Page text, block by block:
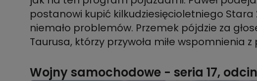
postanowi kupić kilkudziesięcioletniego
niemało problemów. Przemek pójdzie za
Taurusa, którzy przywoła miłe wspomnienia z
Wojny samochodowe - seria 17,